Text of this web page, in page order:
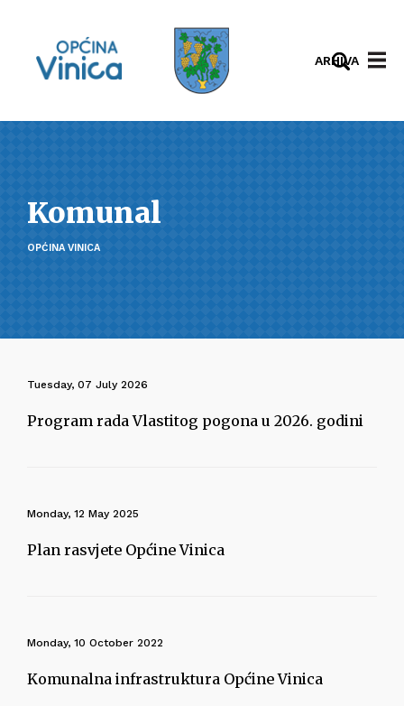
ARHIVA
Komunal
OPĆINA VINICA
Tuesday, 07 July 2026
Program rada Vlastitog pogona u 2026. godini
Monday, 12 May 2025
Plan rasvjete Općine Vinica
Monday, 10 October 2022
Komunalna infrastruktura Općine Vinica